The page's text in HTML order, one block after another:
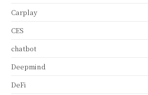
Carplay
CES
chatbot
Deepmind
DeFi